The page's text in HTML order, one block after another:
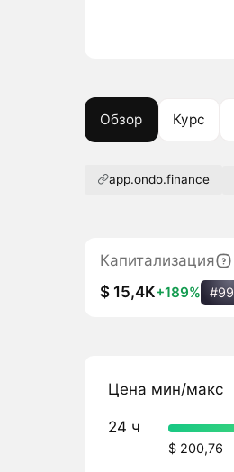
Обзор Курс
app.ondo.finance
Капитализация
$ 15,4K+189%
Цена мин/макс
24 ч
$ 200,76